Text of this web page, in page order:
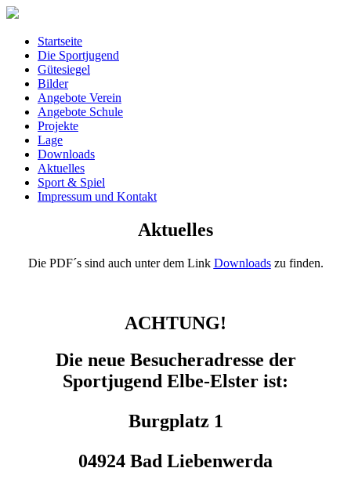
Startseite
Die Sportjugend
Gütesiegel
Bilder
Angebote Verein
Angebote Schule
Projekte
Lage
Downloads
Aktuelles
Sport & Spiel
Impressum und Kontakt
Aktuelles
Die PDF´s sind auch unter dem Link Downloadszu finden.
ACHTUNG!
Die neue Besucheradresse der
Sportjugend Elbe-Elster ist:
Burgplatz 1
04924 Bad Liebenwerda